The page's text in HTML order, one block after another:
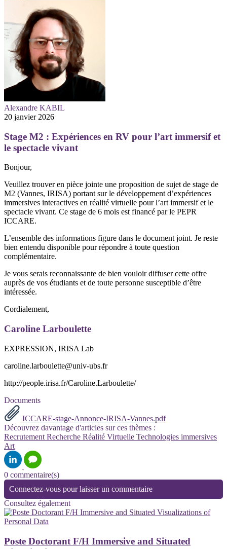
Alexandre KABIL
20 janvier 2026
Stage M2 : Expériences en RV pour l’art immersif et
le spectacle vivant
Bonjour,
Veuillez trouver en pièce jointe une proposition de sujet de stage de
M2 (Vannes, IRISA) portant sur le développement d’expériences
immersives interactives en réalité virtuelle pour l’art immersif et le
spectacle vivant. Ce stage de 6 mois est financé par le PEPR
ICCARE.
L’ensemble des informations figure dans le document joint. Je reste
bien entendu disponible pour répondre à toute question
complémentaire.
Je vous serais reconnaissante de bien vouloir diffuser cette offre
auprès de vos étudiants et de toute personne susceptible d’être
intéressée.
Cordialement,
Caroline Larboulette
EXPRESSION, IRISA Lab
caroline.larboulette@univ-ubs.fr
http://people.irisa.fr/Caroline.Larboulette/
Documents
ICCARE-stage-Annonce-IRISA-Vannes.pdf
Découvrez davantage d'articles sur ces thèmes :
Recrutement Recherche Réalité Virtuelle Technologies immersives
Art
0 commentaire(s)
Connectez-vous pour laisser un commentaire
Consultez également
Poste Doctorant F/H Immersive and Situated